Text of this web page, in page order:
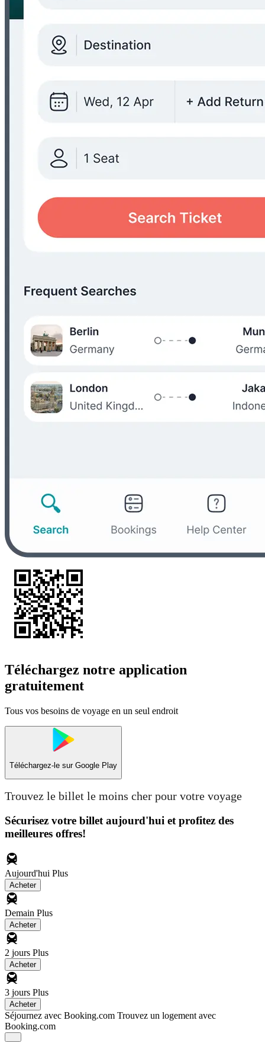
Téléchargez notre application
gratuitement
Tous vos besoins de voyage en un seul endroit
Téléchargez-le sur Google Play
Trouvez le billet le moins cher pour votre voyage
Sécurisez votre billet aujourd'hui et profitez des
meilleures offres!
Aujourd'hui Plus
Acheter
Demain Plus
Acheter
2 jours Plus
Acheter
3 jours Plus
Acheter
Séjournez avec Booking.com Trouvez un logement avec
Booking.com